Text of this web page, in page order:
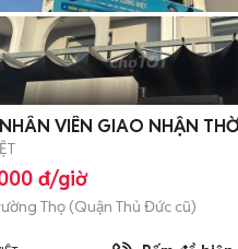
*** 15 - 20 NHÂN VIÊN GIAO
đ/giờ
Thọ (Quận Thủ Đức cũ)